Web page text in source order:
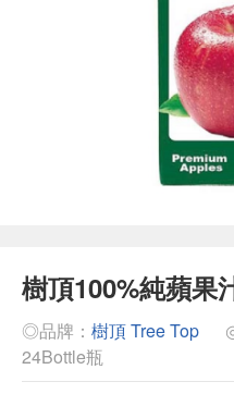
樹頂100%純蘋果
◎品牌： 樹頂 Tree Top
24Bottle瓶